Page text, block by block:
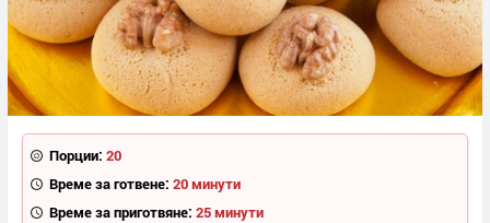
Порции: 20
Време за готвене: 20 минути
Време за приготвяне: 25 минути